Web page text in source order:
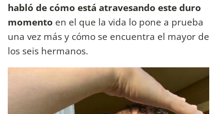
habló de cómo está atravesando este duro
momento en el que la vida lo pone a prueba
una vez más y cómo se encuentra el mayor de
los seis hermanos.